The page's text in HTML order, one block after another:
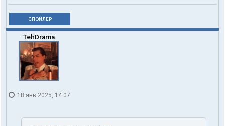
СПОЙЛЕР
TehDrama
18 янв 2025, 14:07